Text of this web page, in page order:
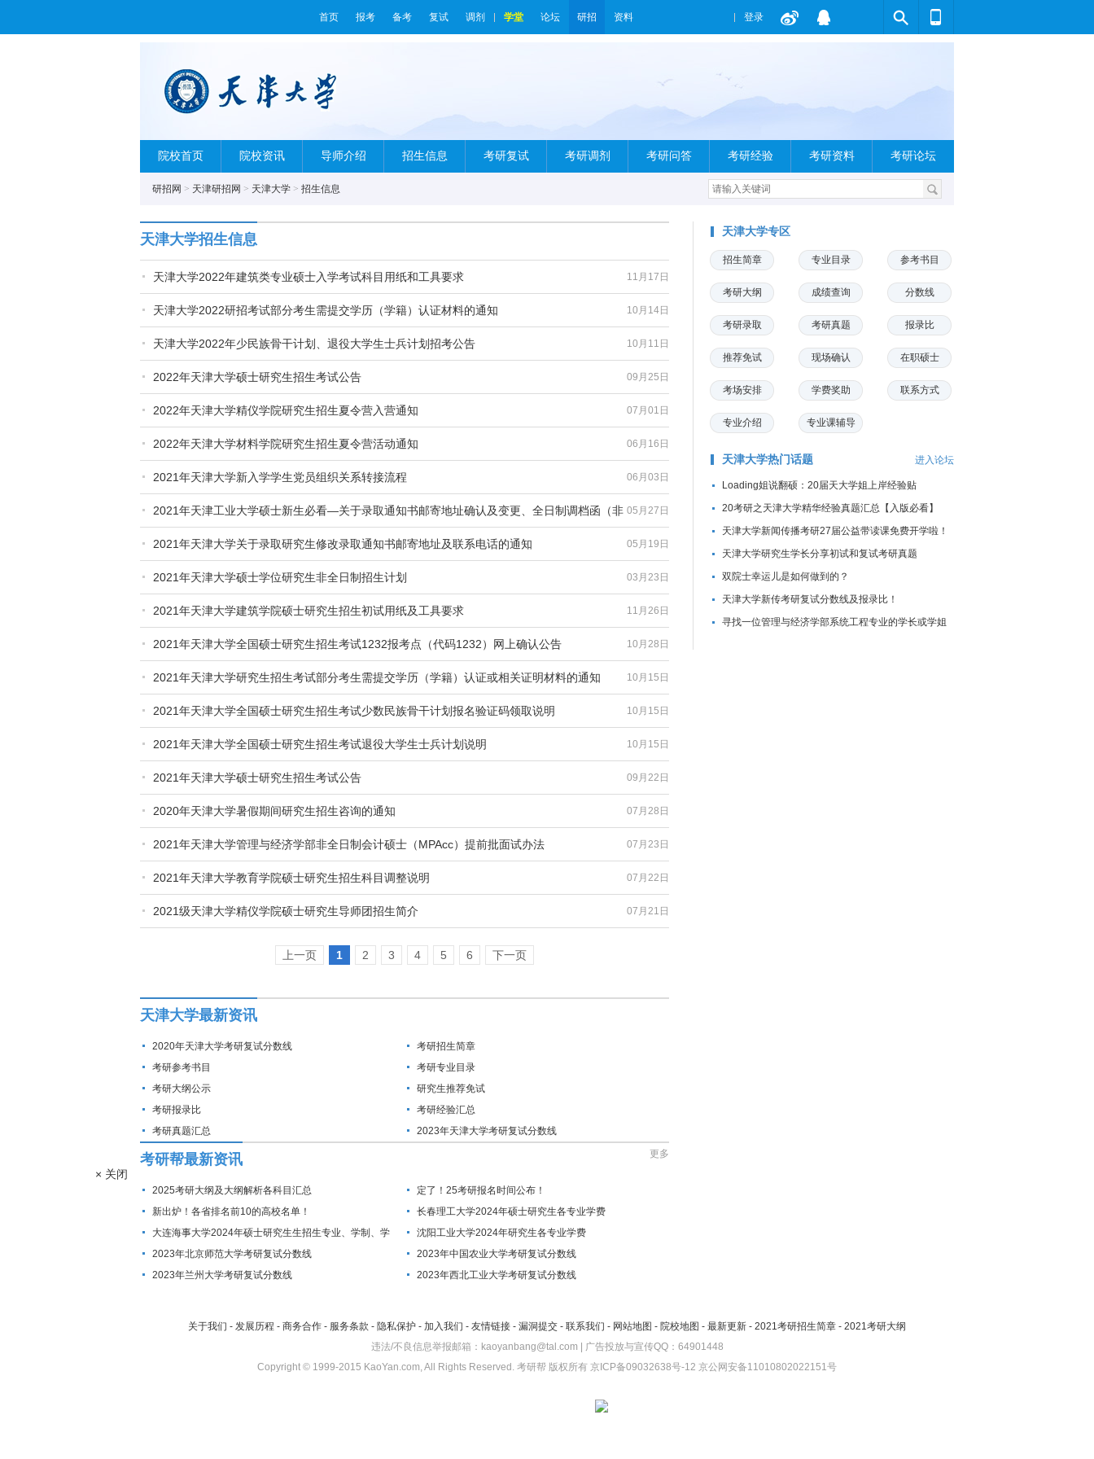
首页 报考 备考 复试 调剂 学堂 论坛 研招 资料 登录
院校首页 院校资讯 导师介绍 招生信息 考研复试 考研调剂 考研问答 考研经验 考研资料 考研论坛
研招网 > 天津研招网 > 天津大学 > 招生信息
天津大学招生信息
11月17日
天津大学2022年建筑类专业硕士入学考试科目用纸和工具要求
10月14日
天津大学2022研招考试部分考生需提交学历（学籍）认证材料的通知
10月11日
天津大学2022年少民族骨干计划、退役大学生士兵计划招考公告
09月25日
2022年天津大学硕士研究生招生考试公告
07月01日
2022年天津大学精仪学院研究生招生夏令营入营通知
06月16日
2022年天津大学材料学院研究生招生夏令营活动通知
06月03日
2021年天津大学新入学学生党员组织关系转接流程
05月27日
2021年天津工业大学硕士新生必看—关于录取通知书邮寄地址确认及变更、全日制调档函（非
全日制定向协议）电子版下载打印的通知 05月19日
2021年天津大学关于录取研究生修改录取通知书邮寄地址及联系电话的通知
03月23日
2021年天津大学硕士学位研究生非全日制招生计划
11月26日
2021年天津大学建筑学院硕士研究生招生初试用纸及工具要求
10月28日
2021年天津大学全国硕士研究生招生考试1232报考点（代码1232）网上确认公告
10月15日
2021年天津大学研究生招生考试部分考生需提交学历（学籍）认证或相关证明材料的通知
10月15日
2021年天津大学全国硕士研究生招生考试少数民族骨干计划报名验证码领取说明
10月15日
2021年天津大学全国硕士研究生招生考试退役大学生士兵计划说明
09月22日
2021年天津大学硕士研究生招生考试公告
07月28日
2020年天津大学暑假期间研究生招生咨询的通知
07月23日
2021年天津大学管理与经济学部非全日制会计硕士（MPAcc）提前批面试办法
07月22日
2021年天津大学教育学院硕士研究生招生科目调整说明
07月21日
2021级天津大学精仪学院硕士研究生导师团招生简介
上一页 1 2 3 4 5 6 下一页
天津大学最新资讯
2020年天津大学考研复试分数线
考研招生简章
考研参考书目
考研专业目录
考研大纲公示
研究生推荐免试
考研报录比
考研经验汇总
考研真题汇总
2023年天津大学考研复试分数线
考研帮最新资讯 更多
2025考研大纲及大纲解析各科目汇总
定了！25考研报名时间公布！
新出炉！各省排名前10的高校名单！
长春理工大学2024年硕士研究生各专业学费
大连海事大学2024年硕士研究生生招生专业、学制、学
费标准及拟招生人数
沈阳工业大学2024年研究生各专业学费
2023年北京师范大学考研复试分数线
2023年中国农业大学考研复试分数线
2023年兰州大学考研复试分数线
2023年西北工业大学考研复试分数线
天津大学专区
招生简章 专业目录 参考书目
考研大纲 成绩查询 分数线
考研录取 考研真题 报录比
推荐免试 现场确认 在职硕士
考场安排 学费奖助 联系方式
专业介绍 专业课辅导
天津大学热门话题 进入论坛
Loading姐说翻硕：20届天大学姐上岸经验贴
20考研之天津大学精华经验真题汇总【入版必看】
天津大学新闻传播考研27届公益带读课免费开学啦！
天津大学研究生学长分享初试和复试考研真题
双院士幸运儿是如何做到的？
天津大学新传考研复试分数线及报录比！
寻找一位管理与经济学部系统工程专业的学长或学姐
关于我们 - 发展历程 - 商务合作 - 服务条款 - 隐私保护 - 加入我们 - 友情链接 - 漏洞提交 - 联系我们 - 网站地图 - 院校地图 - 最新更新 - 2021考研招生简章 - 2021考研大纲
违法/不良信息举报邮箱：kaoyanbang@tal.com | 广告投放与宣传QQ：64901448
Copyright © 1999-2015 KaoYan.com, All Rights Reserved. 考研帮 版权所有 京ICP备09032638号-12 京公网安备11010802022151号
× 关闭